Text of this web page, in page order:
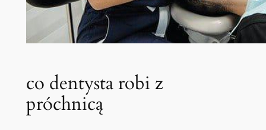
co dentysta robi z
próchnicą